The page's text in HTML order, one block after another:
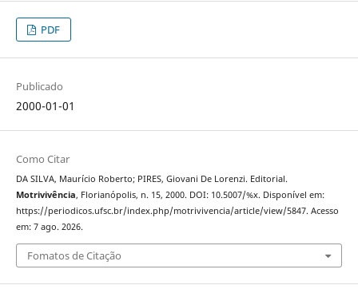
PDF
Publicado
2000-01-01
Como Citar
DA SILVA, Maurício Roberto; PIRES, Giovani De Lorenzi. Editorial.
Motrivivência, Florianópolis, n. 15, 2000. DOI: 10.5007/%x. Disponível em:
https://periodicos.ufsc.br/index.php/motrivivencia/article/view/5847. Acesso
em: 7 ago. 2026.
Fomatos de Citação